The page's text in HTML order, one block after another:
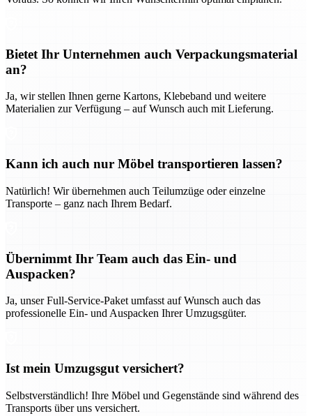
Bietet Ihr Unternehmen auch Verpackungsmaterial
an?
Ja, wir stellen Ihnen gerne Kartons, Klebeband und weitere
Materialien zur Verfügung – auf Wunsch auch mit Lieferung.
Kann ich auch nur Möbel transportieren lassen?
Natürlich! Wir übernehmen auch Teilumzüge oder einzelne
Transporte – ganz nach Ihrem Bedarf.
Übernimmt Ihr Team auch das Ein- und
Auspacken?
Ja, unser Full-Service-Paket umfasst auf Wunsch auch das
professionelle Ein- und Auspacken Ihrer Umzugsgüter.
Ist mein Umzugsgut versichert?
Selbstverständlich! Ihre Möbel und Gegenstände sind während des
Transports über uns versichert.